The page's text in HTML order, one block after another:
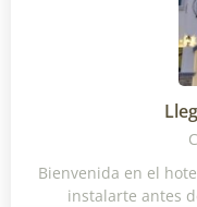
Bienvenida en el
instalarte antes